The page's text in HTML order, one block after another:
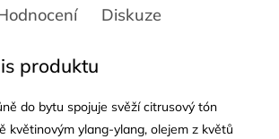
Diskuze
produktu
do bytu spojuje svěží citrusový tón
květinovým ylang-ylang, olejem z květů